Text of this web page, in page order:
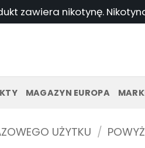
zawiera nikotynę.
MAGAZYN EUROPA
UŻYTKU /